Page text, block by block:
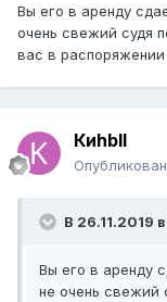
Вы его в аренду
очень свежий судя
вас в
Киhbll
В 26.11.2019 в
Вы его в аренду
не очень свежий